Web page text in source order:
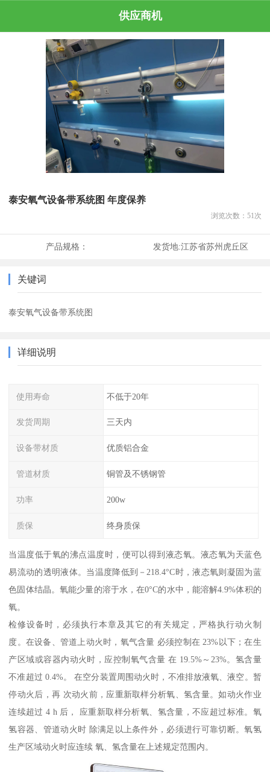
供应商机
泰安氧气设备带系统图 年度保养
浏览次数： 51 次
产品规格： 发货地:江苏省苏州虎丘区
关键词
泰安氧气设备带系统图
详细说明
使用寿命 不低于20年
发货周期 三天内
设备带材质 优质铝合金
管道材质 铜管及不锈钢管
功率 200w
质保 终身质保
当温度低于氧的沸点温度时，便可以得到液态氧。液态氧为天蓝色
易流动的透明液体。当温度降低到－218.4°C时，液态氧则凝固为蓝
色固体结晶。氧能少量的溶于水，在0°C的水中，能溶解4.9%体积的
氧。
检修设备时，必须执行本章及其它的有关规定，严格执行动火制
度。在设备、管道上动火时，氧气含量 必须控制在 23%以下；在生
产区域或容器内动火时，应控制氧气含量 在 19.5%～23%。氢含量
不准超过 0.4%。 在空分装置周围动火时，不准排放液氧、液空。暂
停动火后，再 次动火前，应重新取样分析氧、氢含量。如动火作业
连续超过 4 h 后， 应重新取样分析氧、氢含量，不应超过标准。氧
氢容器、管道动火时 除满足以上条件外，必须进行可靠切断。氧氢
生产区域动火时应连续 氧、氢含量在上述规定范围内。